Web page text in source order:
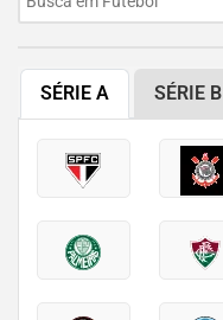
SÉRIE A SÉRIE B